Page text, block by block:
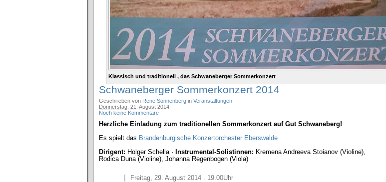
Klassisch und traditionell , das Schwaneberger Sommerkonzert
Schwaneberger Sommerkonzert 2014
Geschrieben von Rene Sonnenberg in Veranstaltungen
Donnerstag, 21. August 2014
Noch keine Kommentare
Herzliche Einladung zum traditionellen Sommerkonzert auf Gut Schwaneberg!
Es spielt das Brandenburgische Konzertorchester Eberswalde
Dirigent: Holger Schella · Instrumental-Solistinnen: Kremena Andreeva Stoianov (Violine),
Rodica Duna (Violine), Johanna Regenbogen (Viola)
Freitag, 29. August 2014 . 19.00Uhr